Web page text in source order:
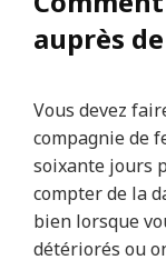
auprès
Vous devez
compagnie de
soixante jours
compter de la
bien lorsque
détériorés ou